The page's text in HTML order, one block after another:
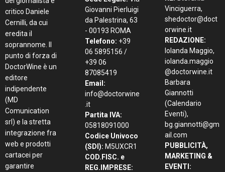
critico Daniele
Cernilli, da cui
eredita il
soprannome. Il
punto di forza di
DoctorWine è un
editore
indipendente
(MD
Comunication
srl) e la stretta
integrazione fra
web e prodotti
cartacei per
garantire
Giovanni Pierluigi
da Palestrina, 63
- 00193 ROMA
Telefono: +39
06 5895156 /
+39 06
87085419
Email:
info@doctorwine
.it
Partita IVA:
05818091000
Codice Univoco
(SDI): M5UXCR1
COD.FISC. e
REG.IMPRESE:
Vinciguerra,
shedoctor@doct
orwine.it
REDAZIONE:
Iolanda Maggio,
iolanda.maggio
@doctorwine.it
Barbara
Giannotti
(Calendario
Eventi),
bg.giannotti@gm
ail.com
PUBBLICITÀ,
MARKETING &
EVENTI: